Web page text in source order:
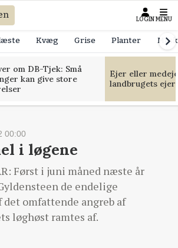
LOGIN MENU
Kvæg Grise Planter
om DB-Tjek: Små
kan give store
Ejer eller
landbrugets
00:00
i løgene
Først i juni måned næste år
de endelige
det omfattende angreb af
løghøst ramtes af.